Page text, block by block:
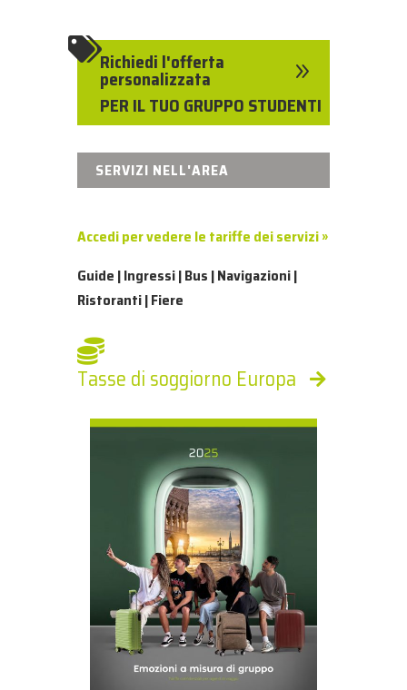
Richiedi l'offerta
personalizzata
PER IL TUO GRUPPO STUDENTI
9
SERVIZI NELL'AREA
Accedi per vedere le tariffe dei servizi »
Guide | Ingressi | Bus | Navigazioni |
Ristoranti | Fiere
Tasse di soggiorno Europa